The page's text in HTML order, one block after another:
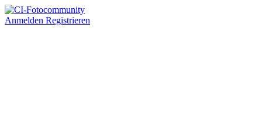
Anmelden Registrieren